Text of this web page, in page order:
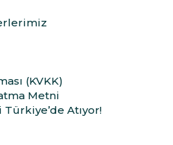
(KVKK)
Metni
Atıyor!